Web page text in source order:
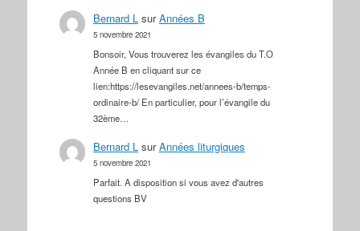
Bernard LsurAnnées B
5 novembre 2021
Bonsoir, Vous trouverez les évangiles du T.O
Année B en cliquant sur ce
lien:https://lesevangiles.net/annees-b/temps-
ordinaire-b/ En particulier, pour l’évangile du
32ème…
Bernard LsurAnnées liturgiques
5 novembre 2021
Parfait. A disposition si vous avez d'autres
questions BV